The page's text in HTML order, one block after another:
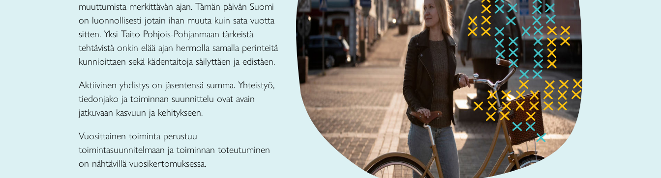
muuttumista merkittävän ajan. Tämän päivän Suomi
on luonnollisesti jotain ihan muuta kuin sata vuotta
sitten. Yksi Taito Pohjois-Pohjanmaan tärkeistä
tehtävistä onkin elää ajan hermolla samalla perinteitä
kunnioittaen sekä kädentaitoja säilyttäen ja edistäen.
Aktiivinen yhdistys on jäsentensä summa. Yhteistyö,
tiedonjako ja toiminnan suunnittelu ovat avain
jatkuvaan kasvuun ja kehitykseen.
Vuosittainen toiminta perustuu
toimintasuunnitelmaan ja toiminnan toteutuminen
on nähtävillä vuosikertomuksessa.